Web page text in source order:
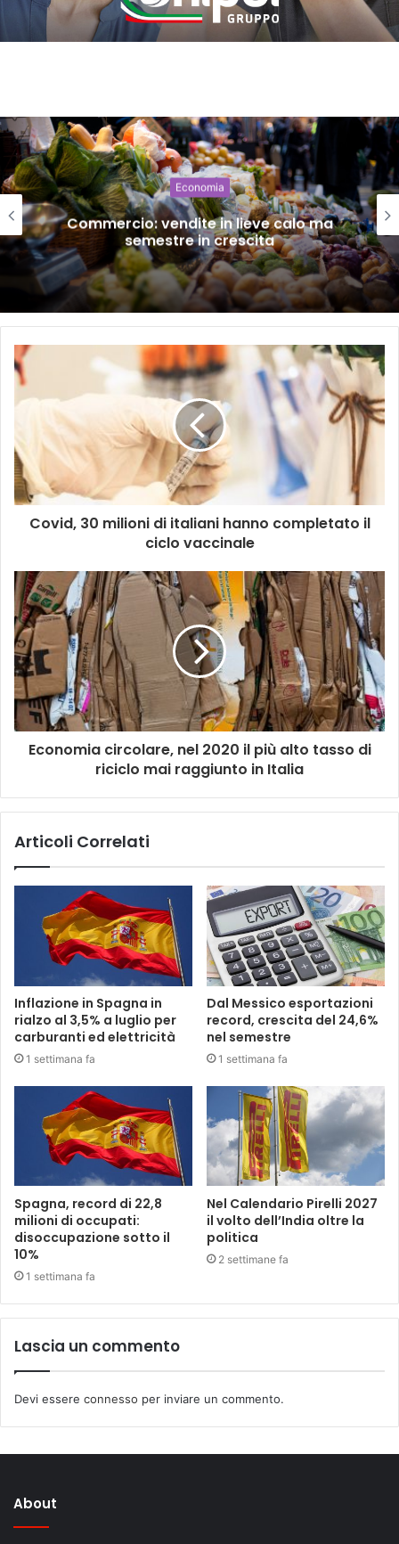
Economia
Commercio: vendite in lieve calo ma
semestre in crescita
Covid, 30 milioni di italiani hanno completato il
ciclo vaccinale
Economia circolare, nel 2020 il più alto tasso di
riciclo mai raggiunto in Italia
Articoli Correlati
Inflazione in Spagna in
rialzo al 3,5% a luglio per
carburanti ed elettricità
1 settimana fa
Dal Messico esportazioni
record, crescita del 24,6%
nel semestre
1 settimana fa
Spagna, record di 22,8
milioni di occupati:
disoccupazione sotto il
10%
1 settimana fa
Nel Calendario Pirelli 2027
il volto dell’India oltre la
politica
2 settimane fa
Lascia un commento
Devi essere connesso per inviare un commento.
About